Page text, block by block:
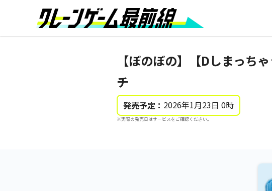
【ぼのぼの】【Dしまっち
チ
発売予定： 2026年1月23日 0時
※実際の発売日はサービスをご確認ください。